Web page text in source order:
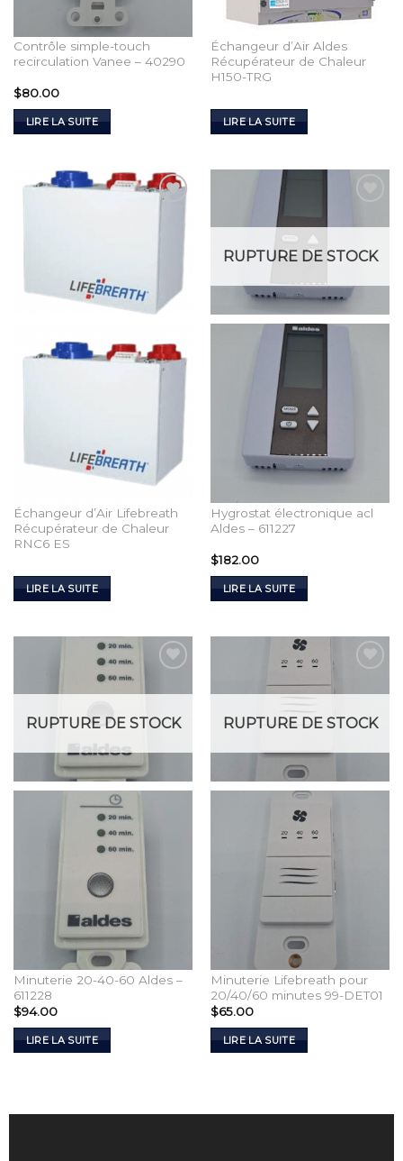
Contrôle simple-touch
recirculation Vanee – 40290
$80.00
LIRE LA SUITE
Échangeur d’Air Aldes
Récupérateur de Chaleur
H150-TRG
LIRE LA SUITE
Échangeur d’Air Lifebreath
Récupérateur de Chaleur
RNC6 ES
LIRE LA SUITE
Wishlist
RUPTURE DE STOCK
Hygrostat électronique acl
Aldes – 611227
$182.00
LIRE LA SUITE
Wishlist
RUPTURE DE STOCK
Minuterie 20-40-60 Aldes –
611228
$94.00
LIRE LA SUITE
Wishlist
RUPTURE DE STOCK
Minuterie Lifebreath pour
20/40/60 minutes 99-DET01
$65.00
LIRE LA SUITE